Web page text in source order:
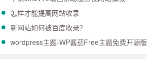
怎样才能提高网站收录
新网站如何被百度收录？
wordpress主题-WP酱茄Free主题免费开源版